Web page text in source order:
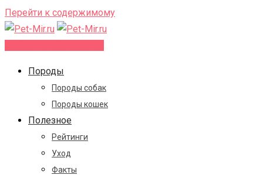
Перейти к содержимому
Породы
Породы собак
Породы кошек
Полезное
Рейтинги
Уход
Факты